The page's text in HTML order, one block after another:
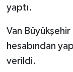
yaptı.
Van
hesabından
verildi.